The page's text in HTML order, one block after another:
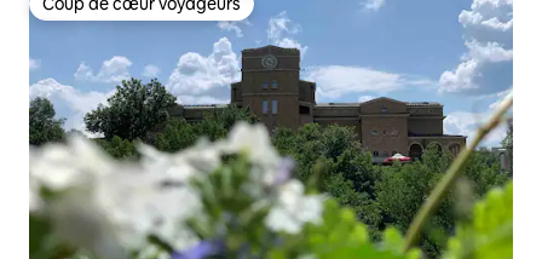
Coup de cœur voyageurs